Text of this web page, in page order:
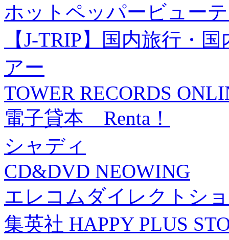
ホットペッパービュー
【J-TRIP】国内旅行・
アー
TOWER RECORDS
電子貸本 Renta！
シャディ
CD&DVD NEOWING
エレコムダイレクトシ
集英社 HAPPY PLUS